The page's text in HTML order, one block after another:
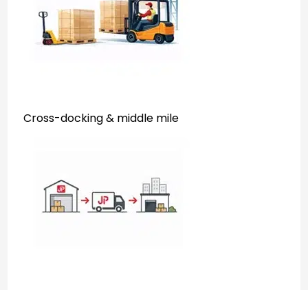
Cross-docking & middle mile